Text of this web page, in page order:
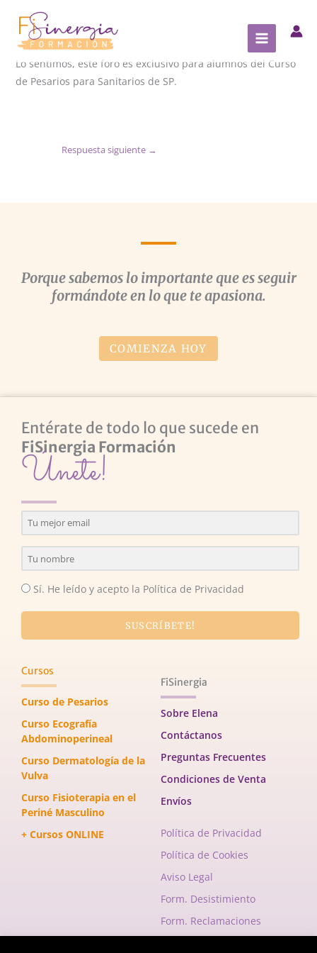
contenido
Lo sentimos, este foro es exclusivo para alumnos del Curso
de Pesarios para Sanitarios de SP.
Respuesta siguiente →
Porque sabemos lo importante que es seguir
formándote en lo que te apasiona.
COMIENZA HOY
Entérate de todo lo que sucede en
FiSinergia Formación
Únete!
Sí. He leído y acepto la Política de Privacidad
SUSCRÍBETE!
Cursos
Curso de Pesarios
Curso Ecografía
Abdominoperineal
Curso Dermatología de la
Vulva
Curso Fisioterapia en el
Periné Masculino
+ Cursos ONLINE
FiSinergia
Sobre Elena
Contáctanos
Preguntas Frecuentes
Condiciones de Venta
Envíos
Política de Privacidad
Política de Cookies
Aviso Legal
Form. Desistimiento
Form. Reclamaciones